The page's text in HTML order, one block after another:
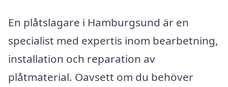
En plåtslagare i Hamburgsund är en
specialist med expertis inom bearbetning,
installation och reparation av
plåtmaterial. Oavsett om du behöver